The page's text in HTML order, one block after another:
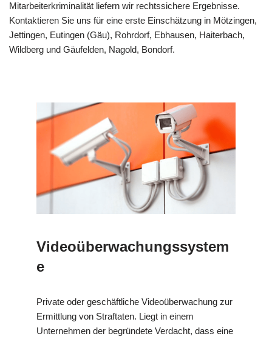
Mitarbeiterkriminalität liefern wir rechtssichere Ergebnisse.
Kontaktieren Sie uns für eine erste Einschätzung in Mötzingen,
Jettingen, Eutingen (Gäu), Rohrdorf, Ebhausen, Haiterbach,
Wildberg und Gäufelden, Nagold, Bondorf.
Videoüberwachungssystem
e
Private oder geschäftliche Videoüberwachung zur
Ermittlung von Straftaten. Liegt in einem
Unternehmen der begründete Verdacht, dass eine